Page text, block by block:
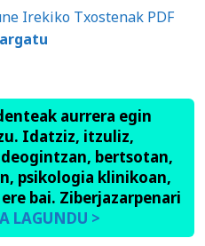
Irekiko Txostenak PDF
aurrera egin
Idatziz, itzuliz,
bertsotan,
psikologia klinikoan,
bai. Ziberjazarpenari
LAGUNDU >